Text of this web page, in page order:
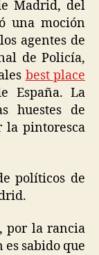
Madrid, del
una moción
agentes de
de Policía,
best place
España. La
huestes de
la pintoresca
políticos de
por la rancia
sabido que